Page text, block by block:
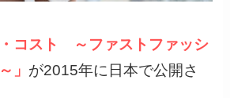
・コスト ～ファストファッシ
」 が2015年に日本で公開さ